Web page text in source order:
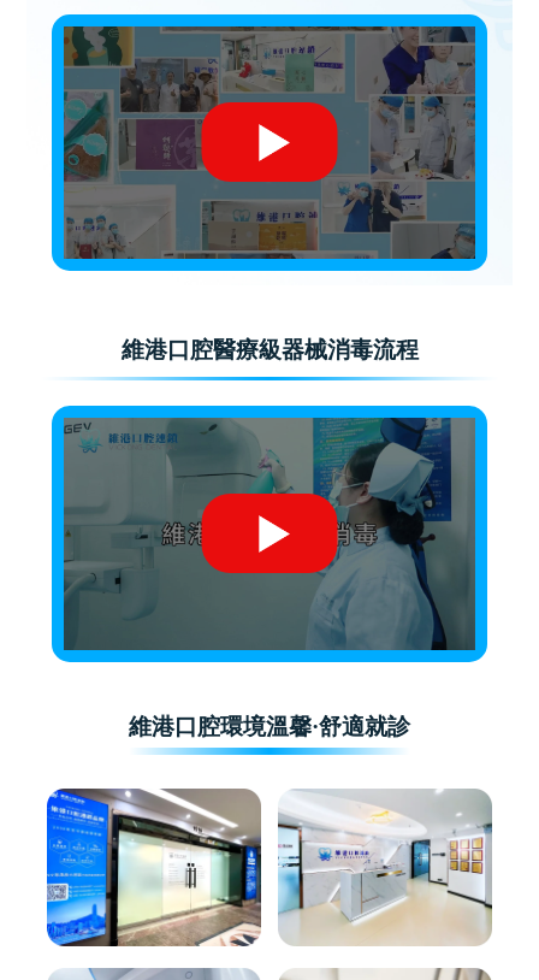
維港口腔醫療級器械消毒流程
維港口腔環境溫馨·舒適就診